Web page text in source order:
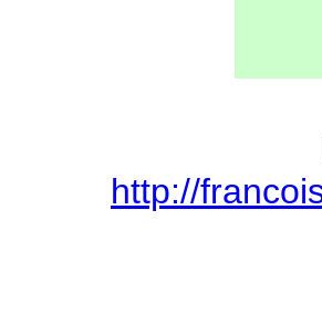
http://